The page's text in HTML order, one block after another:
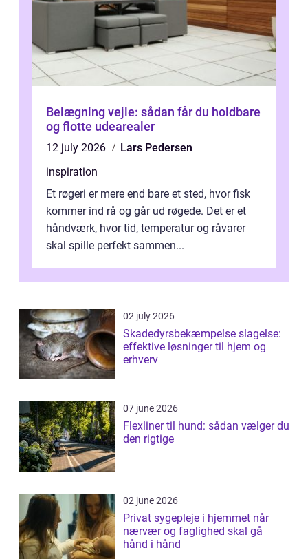
Belægning vejle: sådan får du holdbare
og flotte udearealer
12 july 2026
Lars Pedersen
inspiration
Et røgeri er mere end bare et sted, hvor fisk
kommer ind rå og går ud røgede. Det er et
håndværk, hvor tid, temperatur og råvarer
skal spille perfekt sammen...
02 july 2026
Skadedyrsbekæmpelse slagelse:
effektive løsninger til hjem og
erhverv
07 june 2026
Flexliner til hund: sådan vælger du
den rigtige
02 june 2026
Privat sygepleje i hjemmet når
nærvær og faglighed skal gå
hånd i hånd